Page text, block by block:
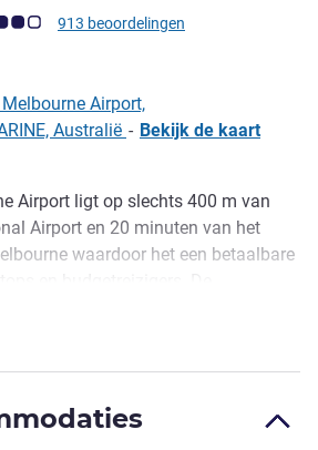
(ALL beoordeling)
913 beoordelingen
Airport,
Australië - Bekijk de kaart
Airport ligt op slechts 400 m van
Airport en 20 minuten van het
waardoor het een betaalbare
TV en WiFi tegen vergoeding,
Airport ligt op slechts 400 m
en op loopafstand van beide